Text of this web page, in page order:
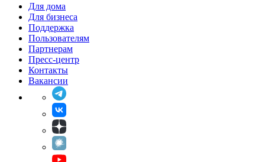
Для дома
Для бизнеса
Поддержка
Пользователям
Партнерам
Пресс-центр
Контакты
Вакансии